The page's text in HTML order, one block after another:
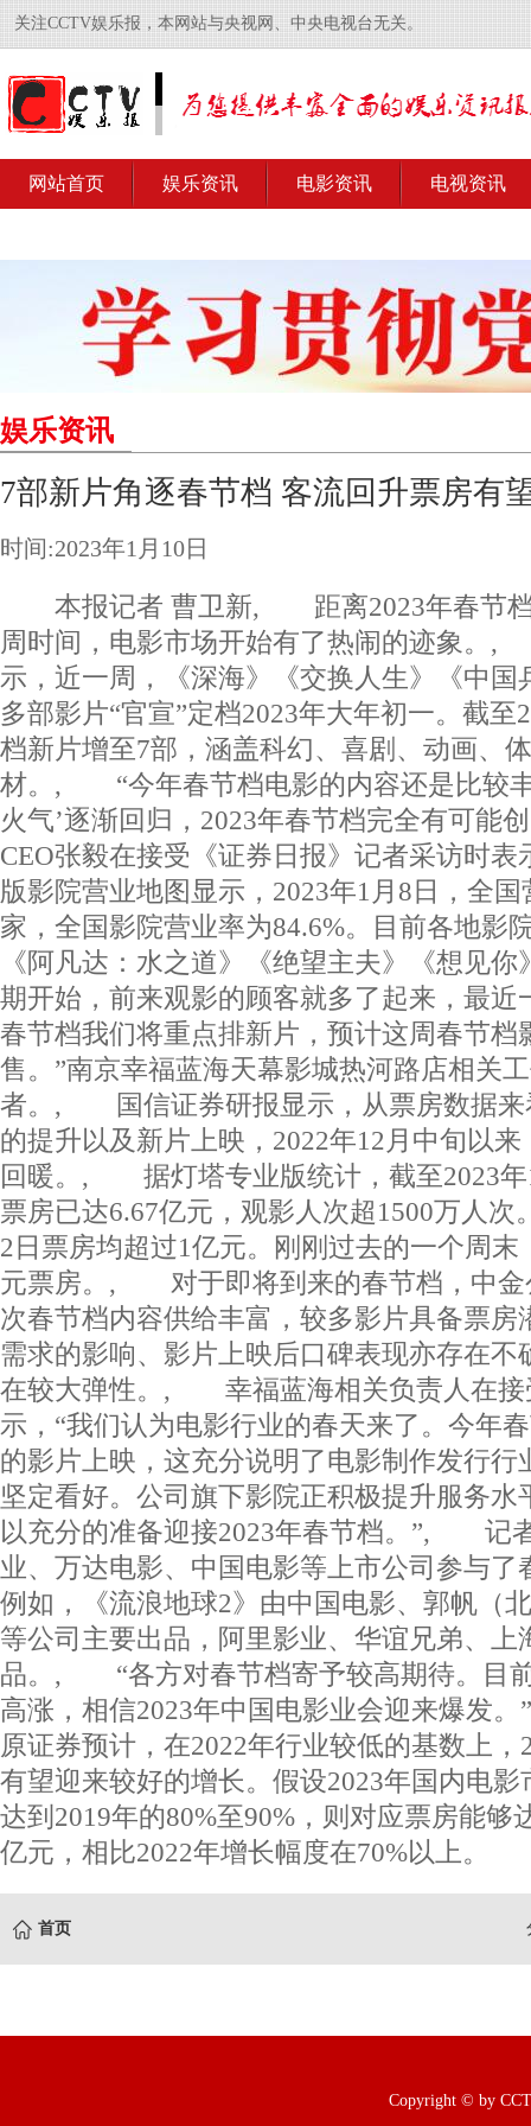
关注CCTV娱乐报，本网站与央视网、中央电视台无关。
网站首页 娱乐资讯 电影资讯 电视资讯
娱乐资讯
7部新片角逐春节档 客流回升票房有
时间:2023年1月10日
本报记者 曹卫新, 距离2023年春节档
周时间，电影市场开始有了热闹的迹象
示，近一周，《深海》《交换人生》《中国
多部影片“官宣”定档2023年大年初一。截至
档新片增至7部，涵盖科幻、喜剧、动画、
材。, “今年春节档电影的内容还是比较丰
火气’逐渐回归，2023年春节档完全有可能
CEO张毅在接受《证券日报》记者采访
版影院营业地图显示，2023年1月8日，全国
家，全国影院营业率为84.6%。目前各地影
《阿凡达：水之道》《绝望主夫》《想
期开始，前来观影的顾客就多了起来，最近
春节档我们将重点排新片，预计这周春节档
售。”南京幸福蓝海天幕影城热河路店相关
者。, 国信证券研报显示，从票房数据来
的提升以及新片上映，2022年12月中旬以
回暖。, 据灯塔专业版统计，截至2023年
票房已达6.67亿元，观影人次超1500万人次
2日票房均超过1亿元。刚刚过去的一个周末
元票房。, 对于即将到来的春节档，中金
次春节档内容供给丰富，较多影片具备票房
需求的影响、影片上映后口碑表现亦存在不
在较大弹性。, 幸福蓝海相关负责人在接
示，“我们认为电影行业的春天来了。今年
的影片上映，这充分说明了电影制作发行行
坚定看好。公司旗下影院正积极提升服务水
以充分的准备迎接2023年春节档。”, 记
业、万达电影、中国电影等上市公司参与了
例如，《流浪地球2》由中国电影、郭帆（
等公司主要出品，阿里影业、华谊兄弟、上
品。, “各方对春节档寄予较高期待。目
高涨，相信2023年中国电影业会迎来爆
原证券预计，在2022年行业较低的基数上
有望迎来较好的增长。假设2023年国内电
达到2019年的80%至90%，则对应票房能够
亿元，相比2022年增长幅度在70%以上。
首页
Copyright © by